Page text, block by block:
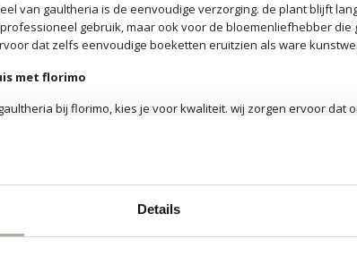
Details
van gaultheria is de eenvoudige verzorging. de plant blijft
gebruik, maar ook voor de bloemenliefhebber
dat zelfs eenvoudige boeketten eruitzien als ware
met florimo
bij florimo, kies je voor kwaliteit. wij zorgen ervoor
uit je creaties kunt halen. bekijk onze collectie en ontdek de
en te inspireren met deze schitterende plant. geniet